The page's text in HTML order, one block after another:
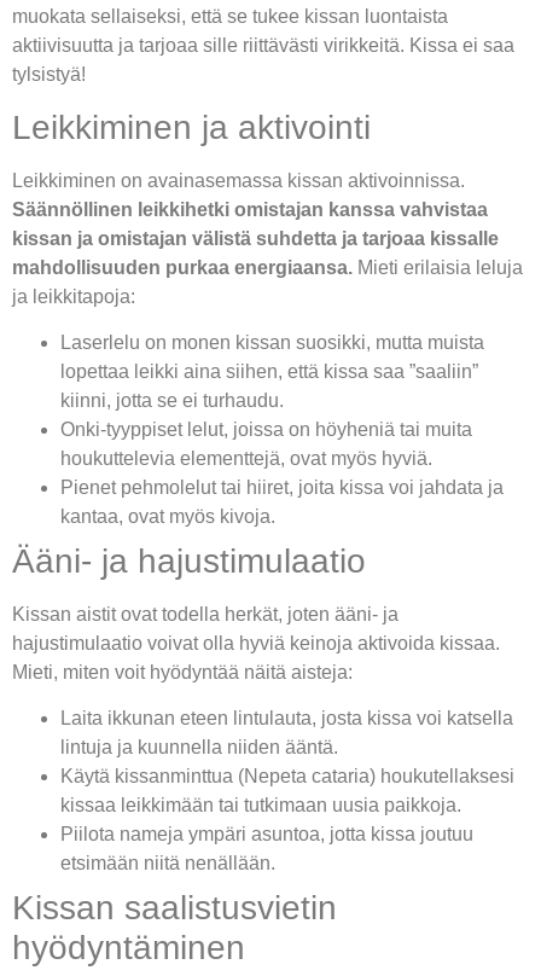
muokata sellaiseksi, että se tukee kissan luontaista
aktiivisuutta ja tarjoaa sille riittävästi virikkeitä. Kissa ei saa
tylsistyä!
Leikkiminen ja aktivointi
Leikkiminen on avainasemassa kissan aktivoinnissa.
Säännöllinen leikkihetki omistajan kanssa vahvistaa
kissan ja omistajan välistä suhdetta ja tarjoaa kissalle
mahdollisuuden purkaa energiaansa. Mieti erilaisia leluja
ja leikkitapoja:
Laserlelu on monen kissan suosikki, mutta muista
lopettaa leikki aina siihen, että kissa saa ”saaliin”
kiinni, jotta se ei turhaudu.
Onki-tyyppiset lelut, joissa on höyheniä tai muita
houkuttelevia elementtejä, ovat myös hyviä.
Pienet pehmolelut tai hiiret, joita kissa voi jahdata ja
kantaa, ovat myös kivoja.
Ääni- ja hajustimulaatio
Kissan aistit ovat todella herkät, joten ääni- ja
hajustimulaatio voivat olla hyviä keinoja aktivoida kissaa.
Mieti, miten voit hyödyntää näitä aisteja:
Laita ikkunan eteen lintulauta, josta kissa voi katsella
lintuja ja kuunnella niiden ääntä.
Käytä kissanminttua (Nepeta cataria) houkutellaksesi
kissaa leikkimään tai tutkimaan uusia paikkoja.
Piilota nameja ympäri asuntoa, jotta kissa joutuu
etsimään niitä nenällään.
Kissan saalistusvietin
hyödyntäminen